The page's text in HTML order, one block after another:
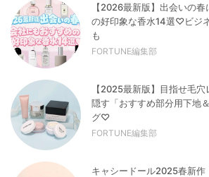
【2026最新版】出会いの
の好印象な香水14選♡ビジ
も
FORTUNE編集部
【2025最新版】目指せ毛
隠す「おすすめ部分用下地
グ♡
FORTUNE編集部
キャシードール2025春新作